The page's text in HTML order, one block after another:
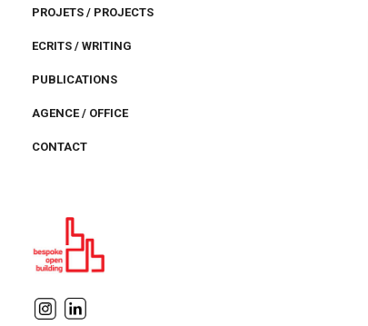
PROJETS / PROJECTS
ECRITS / WRITING
PUBLICATIONS
AGENCE / OFFICE
CONTACT